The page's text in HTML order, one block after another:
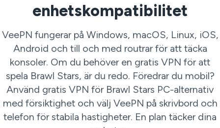
enhetskompatibilitet
VeePN fungerar på Windows, macOS, Linux, iOS,
Android och till och med routrar för att täcka
konsoler. Om du behöver en gratis VPN för att
spela Brawl Stars, är du redo. Föredrar du mobil?
Använd gratis VPN för Brawl Stars PC-alternativ
med försiktighet och välj VeePN på skrivbord och
telefon för stabila hastigheter. En plan täcker dina